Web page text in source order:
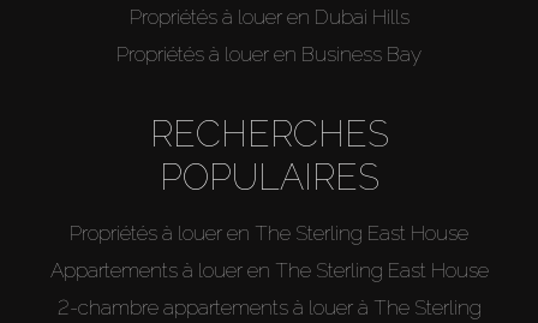
Propriétés à louer en Dubai Hills
Propriétés à louer en Business Bay
RECHERCHES
POPULAIRES
Propriétés à louer en The Sterling East House
Appartements à louer en The Sterling East House
2-chambre appartements à louer à The Sterling